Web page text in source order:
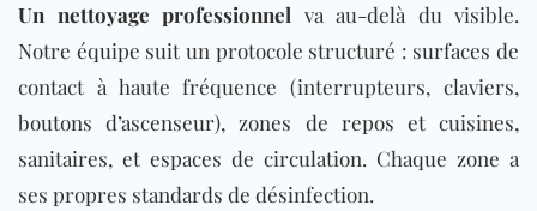
Un nettoyage professionnel va au-delà du visible.
Notre équipe suit un protocole structuré : surfaces de
contact à haute fréquence (interrupteurs, claviers,
boutons d’ascenseur), zones de repos et cuisines,
sanitaires, et espaces de circulation. Chaque zone a
ses propres standards de désinfection.